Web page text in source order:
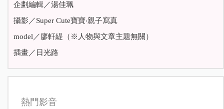
企劃編輯／湯佳珮
攝影／Super Cute寶寶‧親子寫真
model／廖軒緹（※人物與文章主題無關）
插畫／日光路
熱門影音